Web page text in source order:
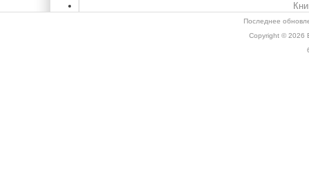
Последнее
Copyright © 2026